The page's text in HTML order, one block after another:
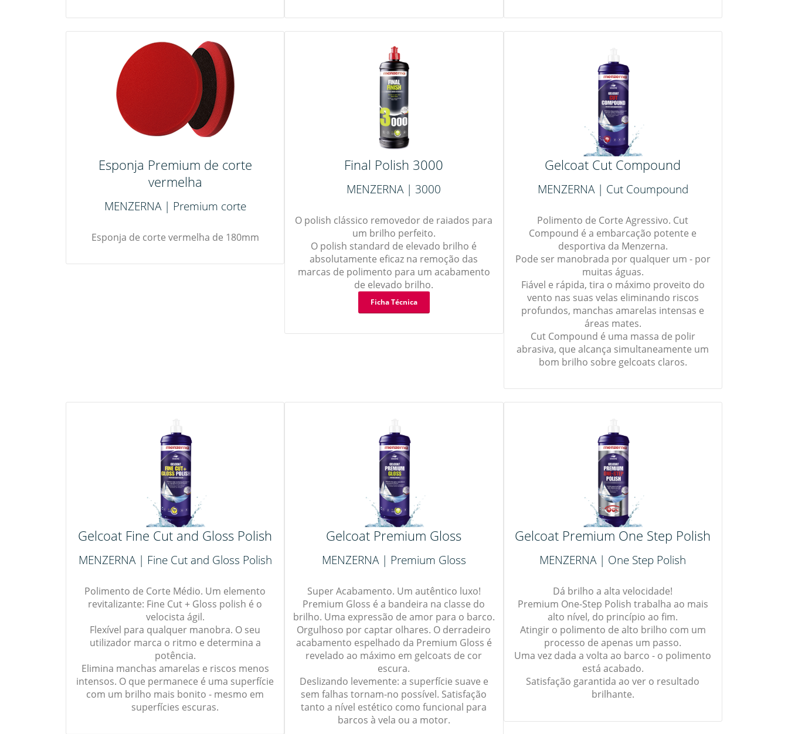
Esponja Premium de corte
vermelha
MENZERNA | Premium corte
Esponja de corte vermelha de 180mm
Final Polish 3000
MENZERNA | 3000
O polish clássico removedor de raiados para
um brilho perfeito.
O polish standard de elevado brilho é
absolutamente eficaz na remoção das
marcas de polimento para um acabamento
de elevado brilho.
Ficha Técnica
Gelcoat Cut Compound
MENZERNA | Cut Coumpound
Polimento de Corte Agressivo. Cut
Compound é a embarcação potente e
desportiva da Menzerna.
Pode ser manobrada por qualquer um - por
muitas águas.
Fiável e rápida, tira o máximo proveito do
vento nas suas velas eliminando riscos
profundos, manchas amarelas intensas e
áreas mates.
Cut Compound é uma massa de polir
abrasiva, que alcança simultaneamente um
bom brilho sobre gelcoats claros.
Gelcoat Fine Cut and Gloss Polish
MENZERNA | Fine Cut and Gloss Polish
Polimento de Corte Médio. Um elemento
revitalizante: Fine Cut + Gloss polish é o
velocista ágil.
Flexível para qualquer manobra. O seu
utilizador marca o ritmo e determina a
potência.
Elimina manchas amarelas e riscos menos
intensos. O que permanece é uma superfície
com um brilho mais bonito - mesmo em
superfícies escuras.
Gelcoat Premium Gloss
MENZERNA | Premium Gloss
Super Acabamento. Um autêntico luxo!
Premium Gloss é a bandeira na classe do
brilho. Uma expressão de amor para o barco.
Orgulhoso por captar olhares. O derradeiro
acabamento espelhado da Premium Gloss é
revelado ao máximo em gelcoats de cor
escura.
Deslizando levemente: a superfície suave e
sem falhas tornam-no possível. Satisfação
tanto a nível estético como funcional para
barcos à vela ou a motor.
Gelcoat Premium One Step Polish
MENZERNA | One Step Polish
Dá brilho a alta velocidade!
Premium One-Step Polish trabalha ao mais
alto nível, do princípio ao fim.
Atingir o polimento de alto brilho com um
processo de apenas um passo.
Uma vez dada a volta ao barco - o polimento
está acabado.
Satisfação garantida ao ver o resultado
brilhante.